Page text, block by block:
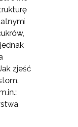
zjeść